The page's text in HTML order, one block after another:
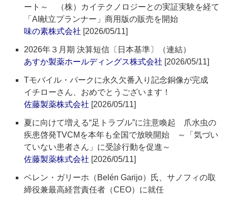
ート～ （株）カイテクノロジーとの実証実験を経て
「AI献立プランナー」商用版の販売を開始
味の素株式会社 [2026/05/11]
2026年３月期 決算短信〔日本基準〕（連結）
あすか製薬ホールディングス株式会社 [2026/05/11]
Tモバイル・パークに永久欠番入り記念銅像が完成
イチローさん、おめでとうございます！
佐藤製薬株式会社 [2026/05/11]
夏に向けて増える“足トラブル”に注意喚起 爪水虫の
疾患啓発TVCMを本年も全国で放映開始 ～「気づい
ていない患者さん」に受診行動を促進～
佐藤製薬株式会社 [2026/05/11]
ベレン・ガリーホ（Belén Garijo）氏、サノフィの取
締役兼最高経営責任者（CEO）に就任